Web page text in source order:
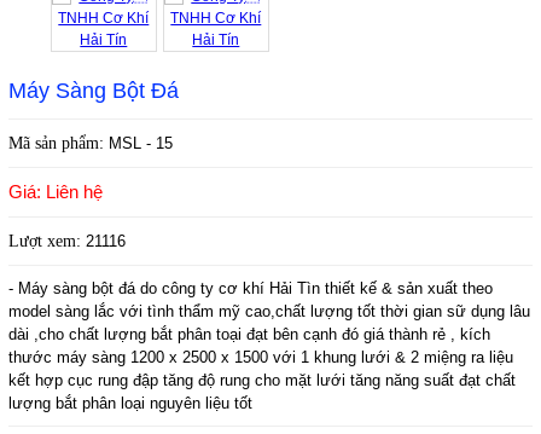
Máy Sàng Bột Đá
Mã sản phẩm: MSL - 15
Giá: Liên hệ
Lượt xem: 21116
- Máy sàng bột đá do công ty cơ khí Hải Tìn thiết kế & sản xuất theo
model sàng lắc với tình thẩm mỹ cao,chất lượng tốt thời gian sữ dụng lâu
dài ,cho chất lượng bắt phân toại đạt bên cạnh đó giá thành rẻ , kích
thước máy sàng 1200 x 2500 x 1500 với 1 khung lưới & 2 miệng ra liệu
kết hợp cục rung đập tăng độ rung cho mặt lưới tăng năng suất đạt chất
lượng bắt phân loại nguyên liệu tốt